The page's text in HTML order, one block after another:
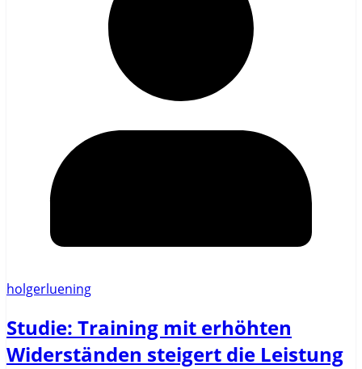
holgerluening
Studie: Training mit erhöhten
Widerständen steigert die Leistung